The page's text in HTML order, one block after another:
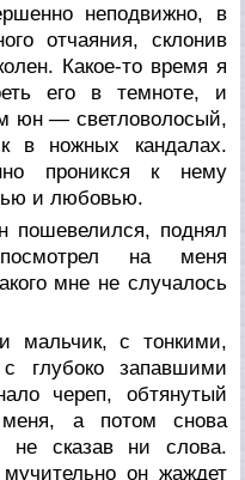
неподвижно, в
отчаяния, склонив
Какое-то время я
его в темноте, и
юн — светловолосый,
в ножных кандалах.
проникся к нему
и любовью.
пошевелился, поднял
на меня
мне не случалось
мальчик, с тонкими,
глубоко запавшими
череп, обтянутый
а потом снова
не сказав ни слова.
он жаждет